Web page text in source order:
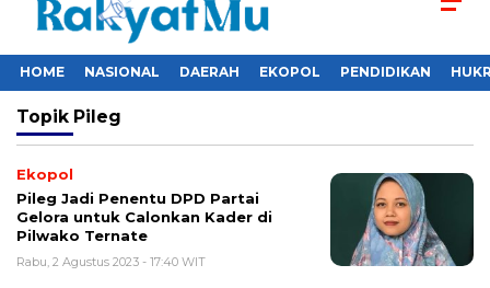
HOME NASIONAL DAERAH EKOPOL PENDIDIKAN
Topik Pileg
Ekopol
Pileg Jadi Penentu DPD Partai
Gelora untuk Calonkan Kader di
Pilwako Ternate
Rabu, 2 Agustus 2023 - 17:40 WIT